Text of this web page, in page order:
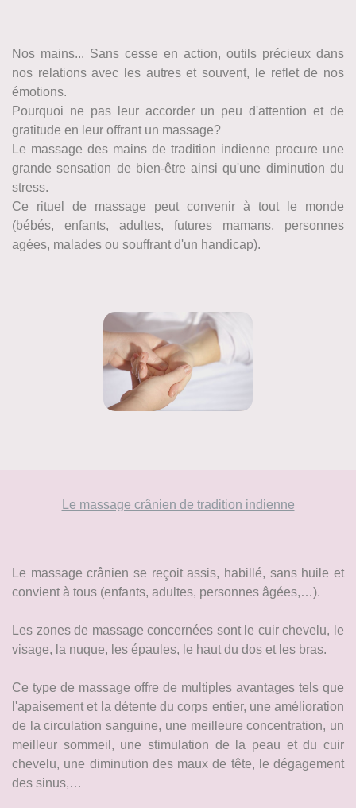
Nos mains... Sans cesse en action, outils précieux dans
nos relations avec les autres et souvent, le reflet de nos
émotions.
Pourquoi ne pas leur accorder un peu d'attention et de
gratitude en leur offrant un massage?
Le massage des mains de tradition indienne procure une
grande sensation de bien-être ainsi qu'une diminution du
stress.
Ce rituel de massage peut convenir à tout le monde
(bébés, enfants, adultes, futures mamans, personnes
agées, malades ou souffrant d'un handicap).
Le massage crânien de tradition indienne
Le massage crânien se reçoit assis, habillé, sans huile et
convient à tous (enfants, adultes, personnes âgées,…).
Les zones de massage concernées sont le cuir chevelu, le
visage, la nuque, les épaules, le haut du dos et les bras.
Ce type de massage offre de multiples avantages tels que
l'apaisement et la détente du corps entier, une amélioration
de la circulation sanguine, une meilleure concentration, un
meilleur sommeil, une stimulation de la peau et du cuir
chevelu, une diminution des maux de tête, le dégagement
des sinus,…